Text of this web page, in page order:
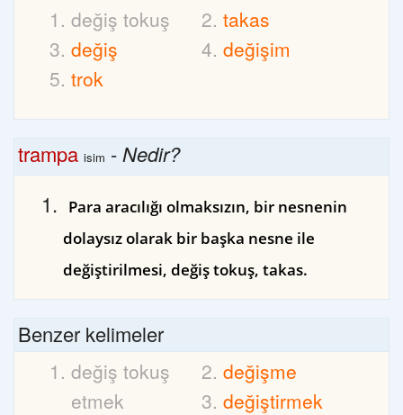
değiş tokuş
takas
değiş
değişim
trok
trampa isim -Nedir?
Para aracılığı olmaksızın, bir nesnenin
dolaysız olarak bir başka nesne ile
değiştirilmesi, değiş tokuş, takas.
Benzer kelimeler
değiş tokuş
etmek
değişme
değiştirmek